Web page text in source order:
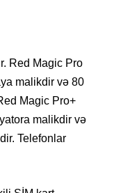
Red Magic Pro
malikdir və 80
Magic Pro+
malikdir və
Telefonlar